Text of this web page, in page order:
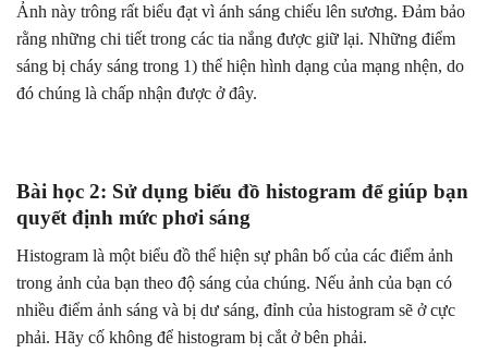
Ảnh này trông rất biểu đạt vì ánh sáng chiếu lên sương. Đảm bảo
rằng những chi tiết trong các tia nắng được giữ lại. Những điểm
sáng bị cháy sáng trong 1) thể hiện hình dạng của mạng nhện, do
đó chúng là chấp nhận được ở đây.
Bài học 2: Sử dụng biểu đồ histogram để giúp bạn
quyết định mức phơi sáng
Histogram là một biểu đồ thể hiện sự phân bố của các điểm ảnh
trong ảnh của bạn theo độ sáng của chúng. Nếu ảnh của bạn có
nhiều điểm ảnh sáng và bị dư sáng, đỉnh của histogram sẽ ở cực
phải. Hãy cố không để histogram bị cắt ở bên phải.